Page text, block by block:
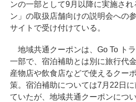
ンの一部として9月以降に実施さ
ン」の取扱店舗向けの説明会への
サイトで受け付けている。
地域共通クーポンは、Go To ト
一部で、宿泊補助とは別に旅行代
産物店や飲食店などで使えるクー
策。宿泊補助については7月22日
ていたが、地域共通クーポンにつ